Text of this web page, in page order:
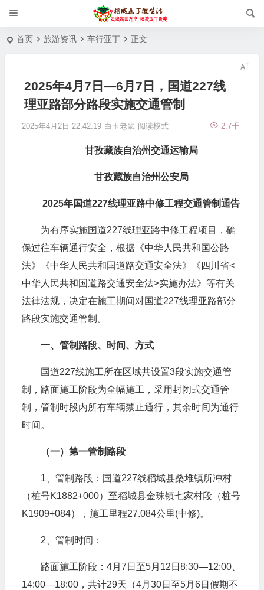
首页 旅游资讯 车行亚丁 正文
2025年4月7日—6月7日，国道227线
理亚路部分路段实施交通管制
2025年4月2日 22:42:19 白玉老鼠 2.7千
阅读模式
甘孜藏族自治州交通运输局
甘孜藏族自治州公安局
2025年国道227线理亚路中修工程交通管制通告
为有序实施国道227线理亚路中修工程项目，确
保过往车辆通行安全，根据《中华人民共和国公路
法》《中华人民共和国道路交通安全法》《四川省<
中华人民共和国道路交通安全法>实施办法》等有关
法律法规，决定在施工期间对国道227线理亚路部分
路段实施交通管制。
一、管制路段、时间、方式
国道227线施工所在区域共设置3段实施交通管
制，路面施工阶段为全幅施工，采用封闭式交通管
制，管制时段内所有车辆禁止通行，其余时间为通行
时间。
（一）第一管制路段
1、管制路段：国道227线稻城县桑堆镇所冲村
（桩号K1882+000）至稻城县金珠镇七家村段（桩号
K1909+084），施工里程27.084公里(中修)。
2、管制时间：
路面施工阶段：4月7日至5月12日8:30—12:00、
14:00—18:00，共计29天（4月30日至5月6日假期不